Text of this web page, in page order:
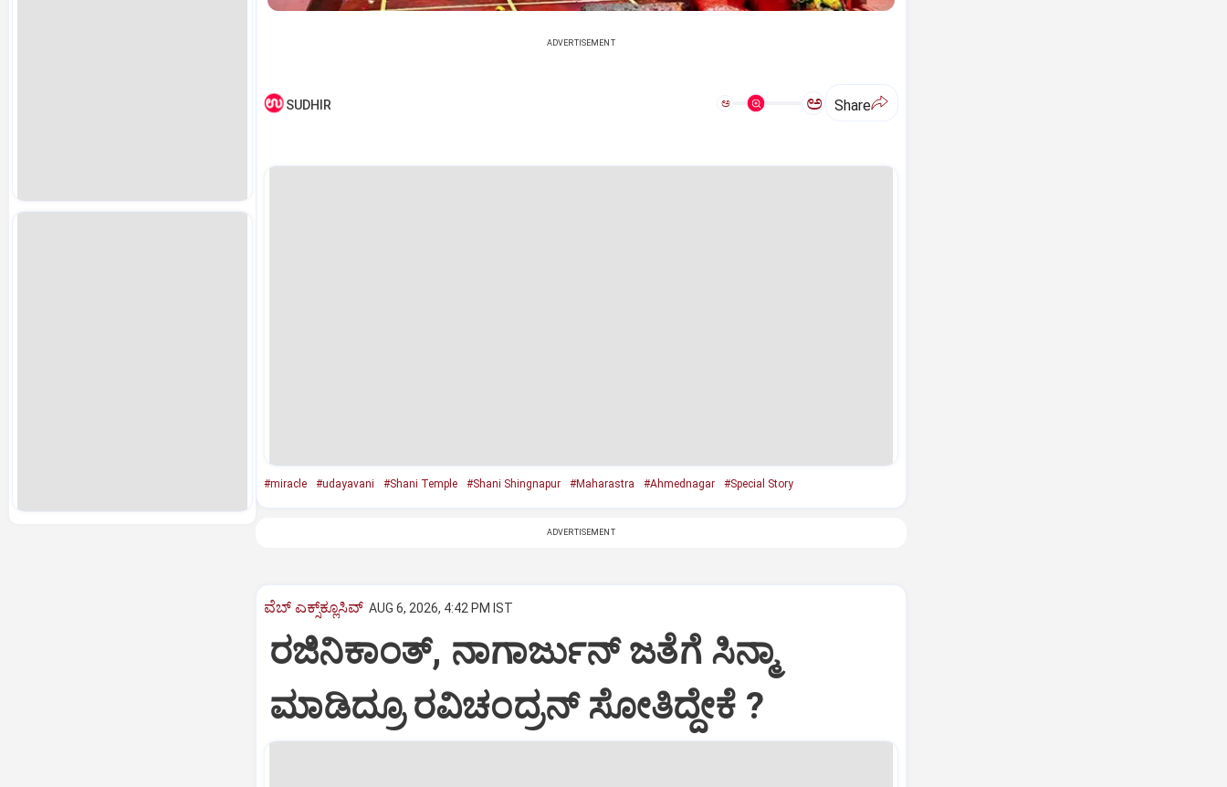
ADVERTISEMENT
SUDHIR ಅ ಅ Share
#miracle #udayavani #Shani Temple #Shani Shingnapur #Maharastra #Ahmednagar #Special Story
ADVERTISEMENT
ವೆಬ್ ಎಕ್ಸ್‌ಕ್ಲೂಸಿವ್ AUG 6, 2026, 4:42 PM IST
ರಜಿನಿಕಾಂತ್‌, ನಾಗಾರ್ಜುನ್‌ ಜತೆಗೆ ಸಿನ್ಮಾ
ಮಾಡಿದ್ರೂ ರವಿಚಂದ್ರನ್ ಸೋತಿದ್ದೇಕೆ ?‌